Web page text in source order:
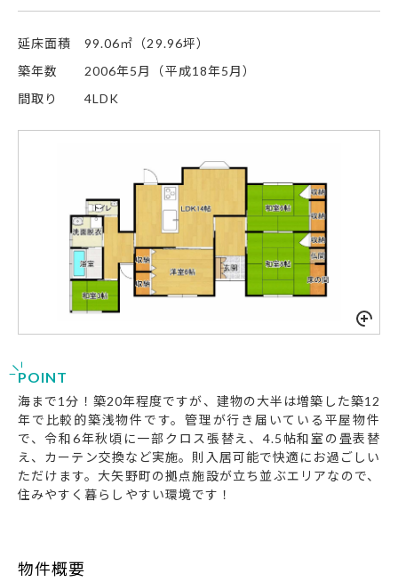
延床面積
99.06㎡（29.96坪）
築年数
2006年5月（平成18年5月）
間取り
4LDK
POINT
海まで1分！築20年程度ですが、建物の大半は増築した築12
年で比較的築浅物件です。管理が行き届いている平屋物件
で、令和6年秋頃に一部クロス張替え、4.5帖和室の畳表替
え、カーテン交換など実施。則入居可能で快適にお過ごしい
ただけます。大矢野町の拠点施設が立ち並ぶエリアなので、
住みやすく暮らしやすい環境です！
物件概要